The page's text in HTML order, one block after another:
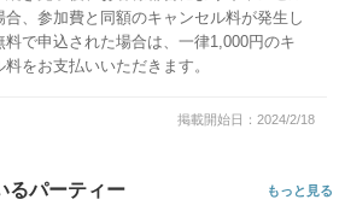
合、参加費と同額のキャンセル料が発生し
料で申込された場合は、一律1,000円のキ
料をお支払いいただきます。
掲載開始日：2024/2/18
るパーティー もっと見る